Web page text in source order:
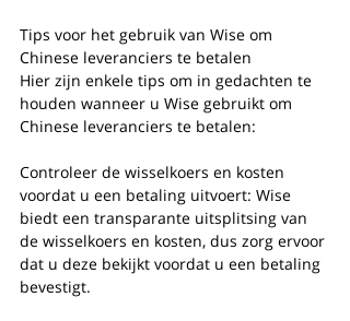
Tips voor het gebruik van Wise om
Chinese leveranciers te betalen
Hier zijn enkele tips om in gedachten te
houden wanneer u Wise gebruikt om
Chinese leveranciers te betalen:
Controleer de wisselkoers en kosten
voordat u een betaling uitvoert: Wise
biedt een transparante uitsplitsing van
de wisselkoers en kosten, dus zorg ervoor
dat u deze bekijkt voordat u een betaling
bevestigt.